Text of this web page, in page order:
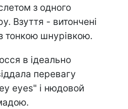
з одного
Взуття - витончені
тонкою шнурівкою.
в ідеально
перевагу
eyes" і нюдовой